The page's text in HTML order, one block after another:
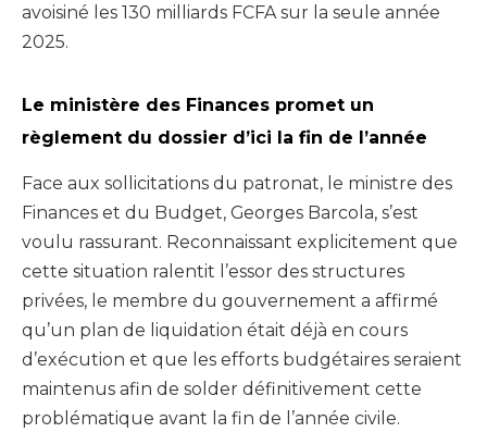
avoisiné les 130 milliards FCFA sur la seule année
2025.
Le ministère des Finances promet un
règlement du dossier d’ici la fin de l’année
Face aux sollicitations du patronat, le ministre des
Finances et du Budget, Georges Barcola, s’est
voulu rassurant. Reconnaissant explicitement que
cette situation ralentit l’essor des structures
privées, le membre du gouvernement a affirmé
qu’un plan de liquidation était déjà en cours
d’exécution et que les efforts budgétaires seraient
maintenus afin de solder définitivement cette
problématique avant la fin de l’année civile.